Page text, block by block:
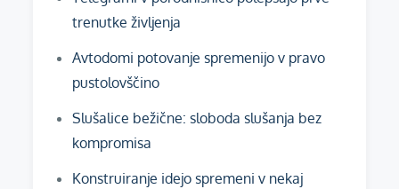
trenutke življenja
Avtodomi potovanje spremenijo v pravo
pustolovščino
Slušalice bežične: sloboda slušanja bez
kompromisa
Konstruiranje idejo spremeni v nekaj